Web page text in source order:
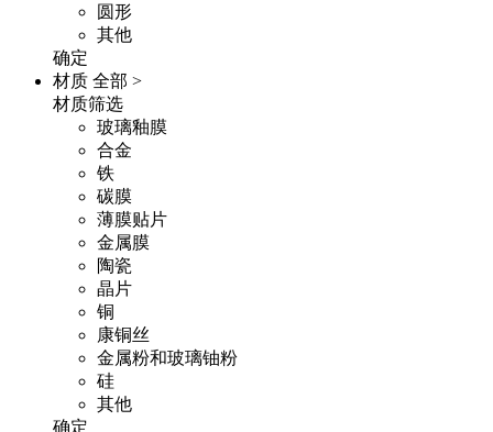
圆形
其他
确定
材质 全部 >
材质筛选
玻璃釉膜
合金
铁
碳膜
薄膜贴片
金属膜
陶瓷
晶片
铜
康铜丝
金属粉和玻璃铀粉
硅
其他
确定